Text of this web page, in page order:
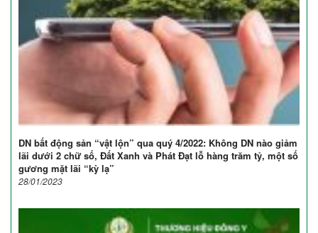
DN bất động sản “vật lộn” qua quý 4/2022: Không DN nào giảm
lãi dưới 2 chữ số, Đất Xanh và Phát Đạt lỗ hàng trăm tỷ, một số
gương mặt lãi “kỳ lạ”
28/01/2023